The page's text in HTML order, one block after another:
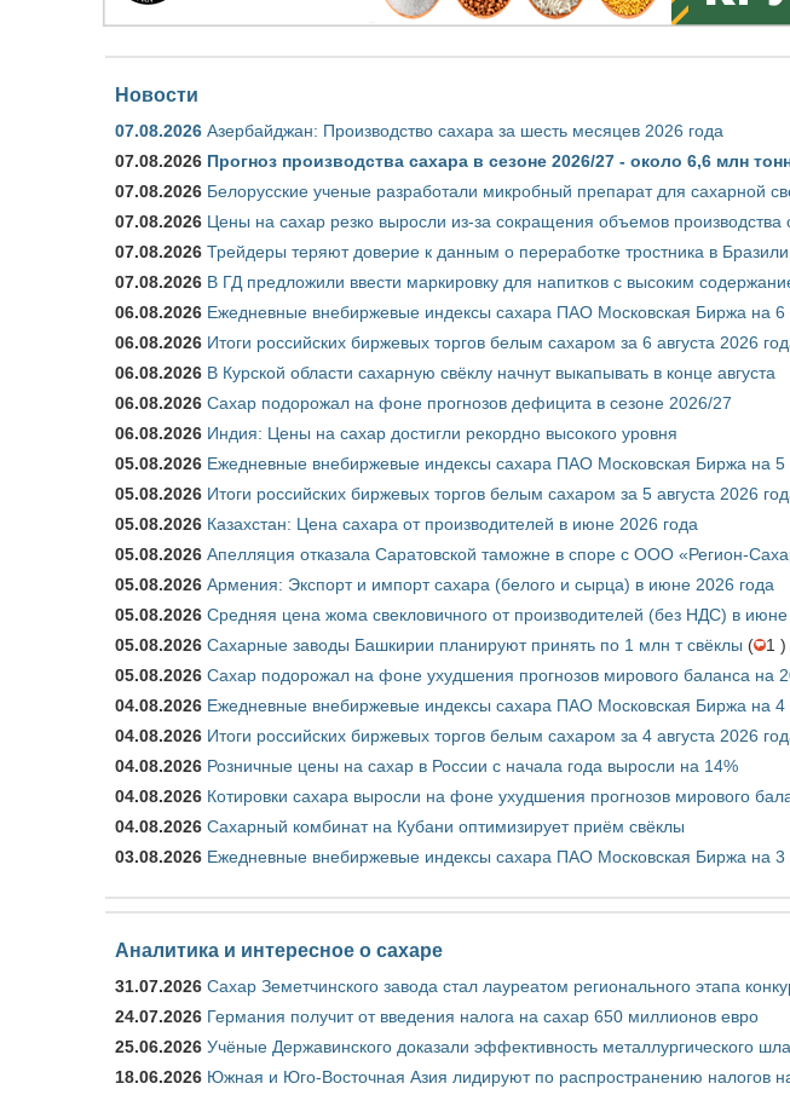
Новости
07.08.2026 Азербайджан: Производство сахара за шесть месяцев 2026 года
07.08.2026 Прогноз производства сахара в сезоне 2026/27 - около 6,6 млн
07.08.2026 Белорусские ученые разработали микробный препарат для сахарной
07.08.2026 Цены на сахар резко выросли из-за сокращения объемов производства
07.08.2026 Трейдеры теряют доверие к данным о переработке тростника в
07.08.2026 В ГД предложили ввести маркировку для напитков с высоким
06.08.2026 Ежедневные внебиржевые индексы сахара ПАО Московская Биржа на 6
06.08.2026 Итоги российских биржевых торгов белым сахаром за 6 августа 2026
06.08.2026 В Курской области сахарную свёклу начнут выкапывать в конце августа
06.08.2026 Сахар подорожал на фоне прогнозов дефицита в сезоне 2026/27
06.08.2026 Индия: Цены на сахар достигли рекордно высокого уровня
05.08.2026 Ежедневные внебиржевые индексы сахара ПАО Московская Биржа на 5
05.08.2026 Итоги российских биржевых торгов белым сахаром за 5 августа 2026
05.08.2026 Казахстан: Цена сахара от производителей в июне 2026 года
05.08.2026 Апелляция отказала Саратовской таможне в споре с ООО «Регион-
05.08.2026 Армения: Экспорт и импорт сахара (белого и сырца) в июне 2026 года
05.08.2026 Средняя цена жома свекловичного от производителей (без НДС) в июне
05.08.2026 Сахарные заводы Башкирии планируют принять по 1 млн т свёклы (
1 )
05.08.2026 Сахар подорожал на фоне ухудшения прогнозов мирового баланса на
04.08.2026 Ежедневные внебиржевые индексы сахара ПАО Московская Биржа на 4
04.08.2026 Итоги российских биржевых торгов белым сахаром за 4 августа 2026
04.08.2026 Розничные цены на сахар в России с начала года выросли на 14%
04.08.2026 Котировки сахара выросли на фоне ухудшения прогнозов мирового
04.08.2026 Сахарный комбинат на Кубани оптимизирует приём свёклы
03.08.2026 Ежедневные внебиржевые индексы сахара ПАО Московская Биржа на 3
Аналитика и интересное о сахаре
31.07.2026 Сахар Земетчинского завода стал лауреатом регионального этапа
24.07.2026 Германия получит от введения налога на сахар 650 миллионов евро
25.06.2026 Учёные Державинского доказали эффективность металлургического
18.06.2026 Южная и Юго-Восточная Азия лидируют по распространению налогов